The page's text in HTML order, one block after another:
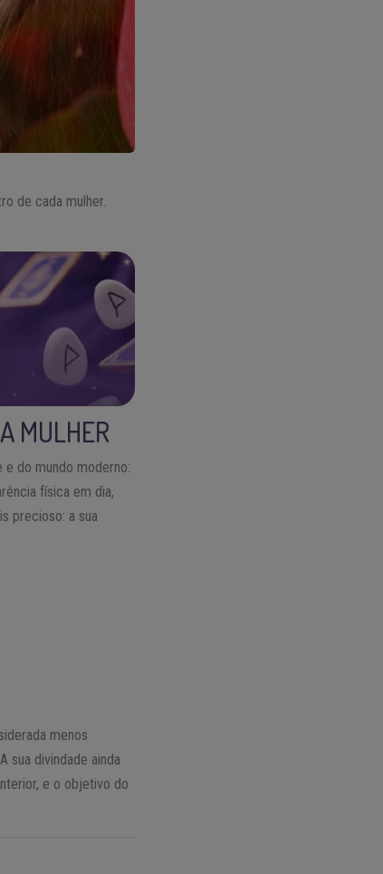
de cada mulher.
MULHER
e do mundo moderno:
física em dia,
precioso: a sua
menos
sua divindade ainda
e o objetivo do